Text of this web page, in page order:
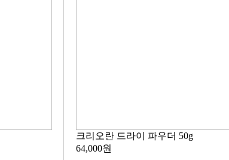
크리오란 드라이 파우더 50g
64,000원